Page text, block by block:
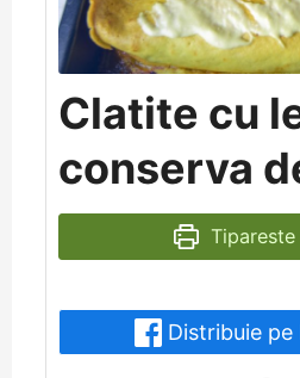
Clatite cu
conserva
Tipareste
Distribuie